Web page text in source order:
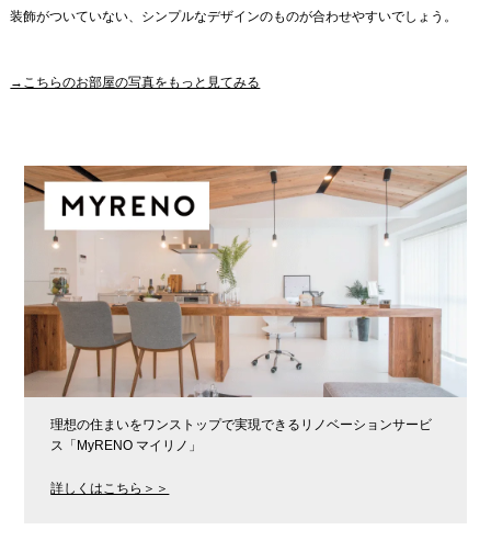
装飾がついていない、シンプルなデザインのものが合わせやすいでしょう。
→こちらのお部屋の写真をもっと見てみる
理想の住まいをワンストップで実現できるリノベーションサービ
ス「MyRENO マイリノ」
詳しくはこちら＞＞